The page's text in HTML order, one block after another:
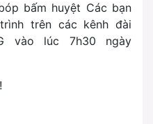
bấm huyệt Các bạn
trên các kênh đài
vào lúc 7h30 ngày